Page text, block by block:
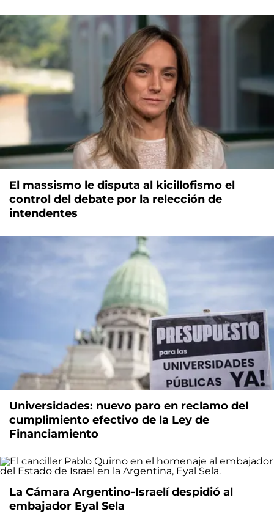
El massismo le disputa al kicillofismo el
control del debate por la relección de
intendentes
Universidades: nuevo paro en reclamo del
cumplimiento efectivo de la Ley de
Financiamiento
La Cámara Argentino-Israelí despidió al
embajador Eyal Sela